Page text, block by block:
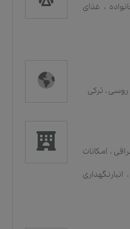
، غذای
روسی ، ترکی
، امکانات
، انبارنگهداری